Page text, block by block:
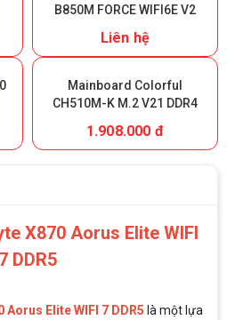
B850M FORCE WIFI6E V2
Liên hệ
Mainboard Colorful
CH510M-K M.2 V21 DDR4
1.908.000 đ
X870 Aorus Elite WIFI
7 DDR5
Elite WIFI 7 DDR5 là một lựa